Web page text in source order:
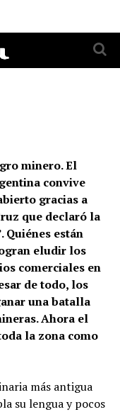
minero. El
convive
gracias a
que declaró la
Quiénes están
eludir los
comerciales en
de todo, los
una batalla
Ahora el
la zona como
más antigua
su lengua y pocos